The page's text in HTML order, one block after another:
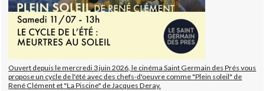
Ouvert depuis le mercredi 3 juin 2026, le cinéma Saint Germain des Prés vous
propose un cycle de l'été avec des chefs-d'oeuvre comme "Plein soleil" de
René Clément et "La Piscine" de Jacques Deray.